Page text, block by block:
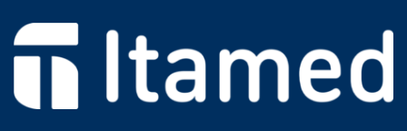
HOSPITAL EM FOZ DO IGUAÇU